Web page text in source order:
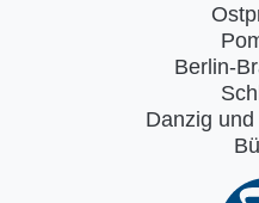
Berlin-
Danzig